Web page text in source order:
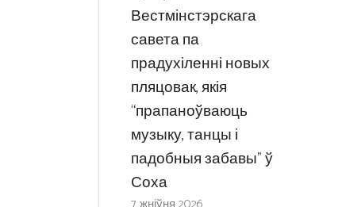
Вестмінстэрскага
савета па
прадухіленні новых
пляцовак, якія
“прапаноўваюць
музыку, танцы і
падобныя забавы” ў
Соха